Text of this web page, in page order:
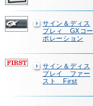
サイン＆ディス
プレィ GXコー
ポレーション
サイン＆ディス
プレイ ファー
スト First